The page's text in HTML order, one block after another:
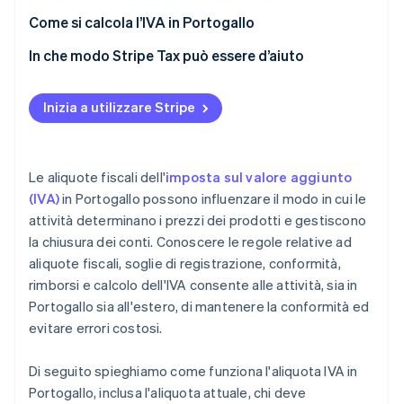
Attività esenti da IVA
Aliquote IVA regionali
Come si calcola l’IVA in Portogallo
In che modo Stripe Tax può essere d’aiuto
Inizia a utilizzare Stripe
Le aliquote fiscali dell'imposta sul valore aggiunto
(IVA)in Portogallo possono influenzare il modo in cui le
attività determinano i prezzi dei prodotti e gestiscono
la chiusura dei conti. Conoscere le regole relative ad
aliquote fiscali, soglie di registrazione, conformità,
rimborsi e calcolo dell'IVA consente alle attività, sia in
Portogallo sia all'estero, di mantenere la conformità ed
evitare errori costosi.
Di seguito spieghiamo come funziona l'aliquota IVA in
Portogallo, inclusa l'aliquota attuale, chi deve